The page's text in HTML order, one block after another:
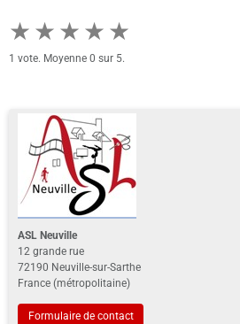
★ ★ ★ ★ ★
1 vote. Moyenne 0 sur 5.
ASL Neuville
12 grande rue
72190 Neuville-sur-Sarthe
France (métropolitaine)
Formulaire de contact